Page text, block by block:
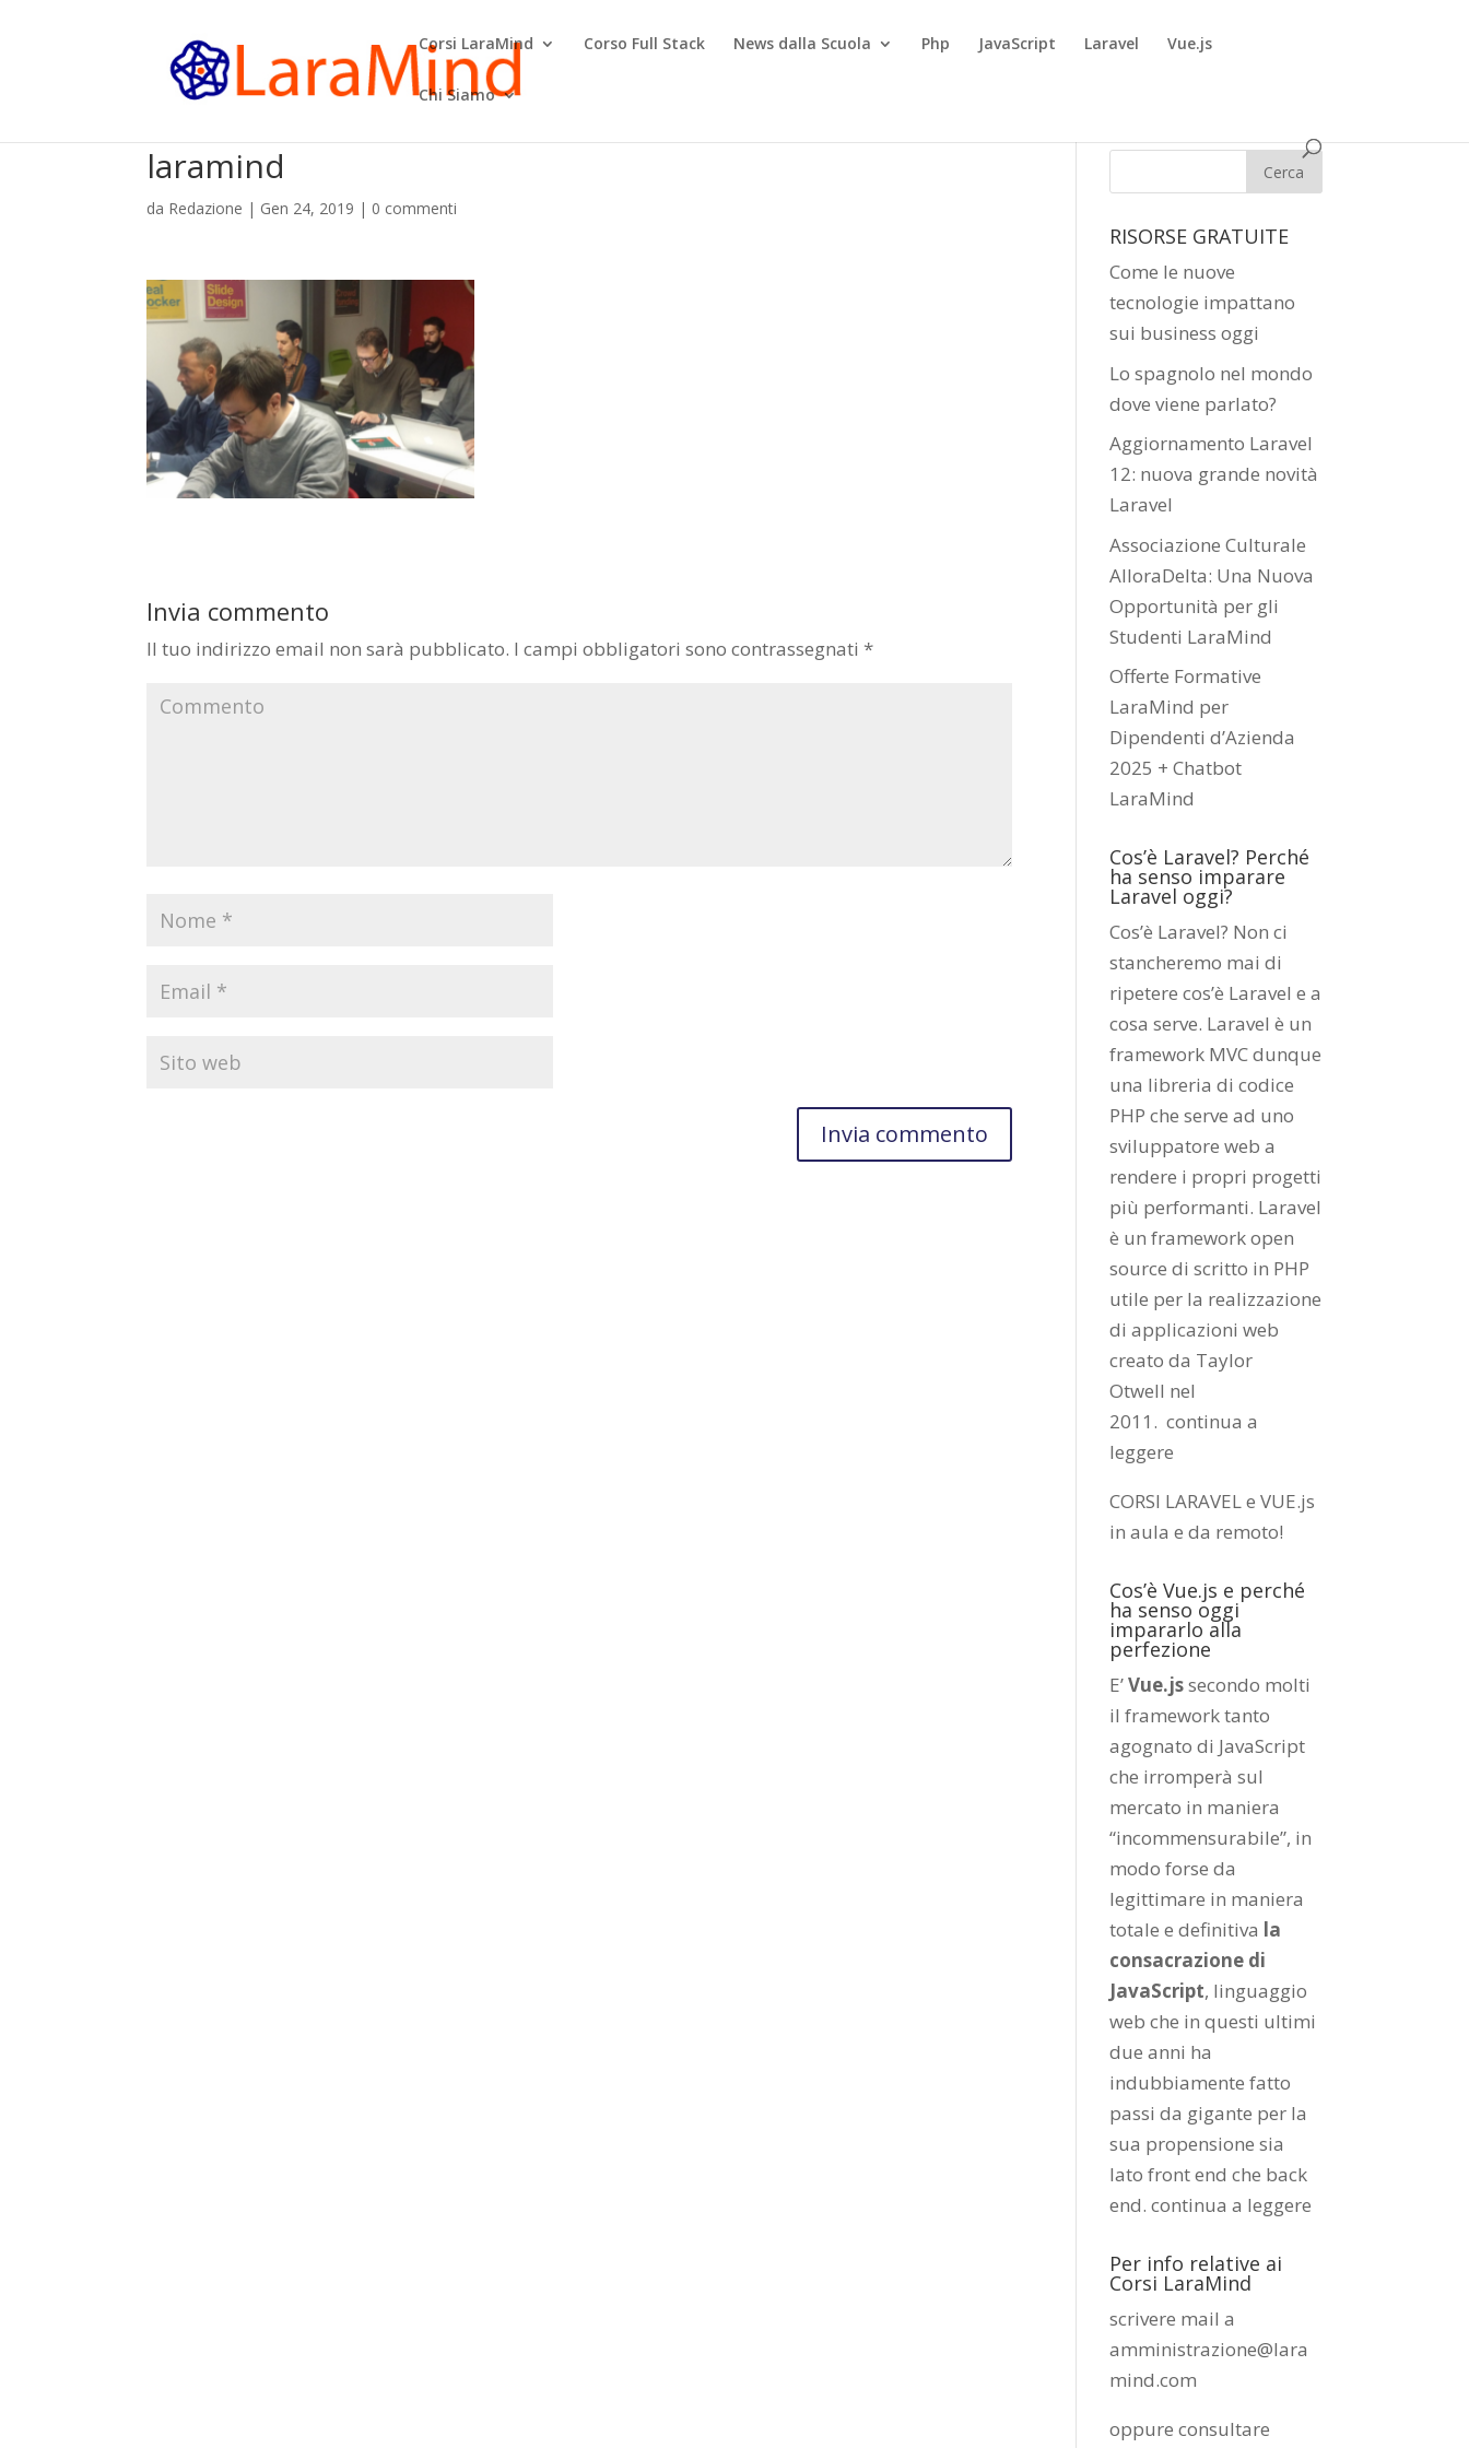
Corsi LaraMind Corso Full Stack News dalla Scuola Php JavaScript Laravel Vue.js
Chi Siamo
laramind
da Redazione | Gen 24, 2019 | 0 commenti
Invia commento
Il tuo indirizzo email non sarà pubblicato. I campi obbligatori sono contrassegnati *
RISORSE GRATUITE
Come le nuove
tecnologie impattano
sui business oggi
Lo spagnolo nel mondo
dove viene parlato?
Aggiornamento Laravel
12: nuova grande novità
Laravel
Associazione Culturale
AlloraDelta: Una Nuova
Opportunità per gli
Studenti LaraMind
Offerte Formative
LaraMind per
Dipendenti d’Azienda
2025 + Chatbot
LaraMind
Cos’è Laravel? Perché
ha senso imparare
Laravel oggi?
Cos’è Laravel? Non ci
stancheremo mai di
ripetere cos’è Laravel e a
cosa serve. Laravel è un
framework MVC dunque
una libreria di codice
PHP che serve ad uno
sviluppatore web a
rendere i propri progetti
più performanti. Laravel
è un framework open
source di scritto in PHP
utile per la realizzazione
di applicazioni web
creato da Taylor
Otwell nel
2011.continua a
leggere
CORSI LARAVEL e VUE.js
in aula e da remoto!
Cos’è Vue.js e perché
ha senso oggi
impararlo alla
perfezione
E’Vue.jssecondo molti
il framework tanto
agognato di JavaScript
che irromperà sul
mercato in maniera
“incommensurabile”, in
modo forse da
legittimare in maniera
totale e definitiva la
consacrazione di
JavaScript, linguaggio
web che in questi ultimi
due anni ha
indubbiamente fatto
passi da gigante per la
sua propensione sia
lato front end che back
end.continua a leggere
Per info relative ai
Corsi LaraMind
scrivere mail a
amministrazione@lara
mind.com
oppure consultare